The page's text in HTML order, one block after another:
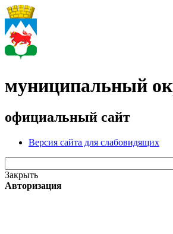
муниципальный
официальный сайт
Версия сайта для слабовидящих
Закрыть
Авторизация